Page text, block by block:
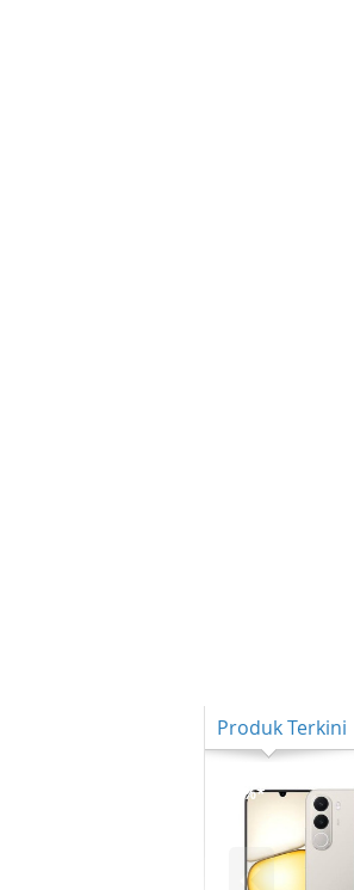
Produk Terkini
-8%*